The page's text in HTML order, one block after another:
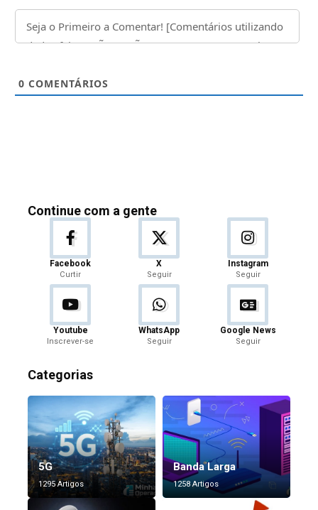
0 COMENTÁRIOS
Continue com a gente
Facebook
Curtir
X
Seguir
Instagram
Seguir
Youtube
Inscrever-se
WhatsApp
Seguir
Google News
Seguir
Categorias
5G
1295 Artigos
Banda Larga
1258 Artigos